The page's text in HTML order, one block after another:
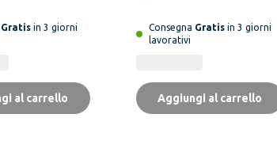
delle app.
Gratis in 3 giorni
al carrello
sanguigna
Consegna Gratisin 3 giorni
lavorativi
Aggiungi al carrello